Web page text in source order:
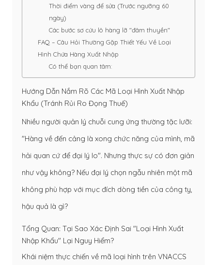
Thời điểm vàng để sửa (Trước ngưỡng 60
ngày)
Các bước sơ cứu lô hàng lỡ "đâm thuyền"
FAQ – Câu Hỏi Thường Gặp Thiết Yếu Về Loại
Hình Chứa Hàng Xuất Nhập
Có thể bạn quan tâm:
Hướng Dẫn Nắm Rõ Các Mã Loại Hình Xuất Nhập
Khẩu (Tránh Rủi Ro Đọng Thuế)
Nhiều người quản lý chuỗi cung ứng thường tặc lưỡi:
"Hàng về đến cảng là xong chức năng của mình, mã
hải quan cứ để đại lý lo". Nhưng thực sự có đơn giản
như vậy không? Nếu đại lý chọn ngẫu nhiên một mã
không phù hợp với mục đích dòng tiền của công ty,
hậu quả là gì?
Tổng Quan: Tại Sao Xác Định Sai "Loại Hình Xuất
Nhập Khẩu" Lại Nguy Hiểm?
Khái niệm thực chiến về mã loại hình trên VNACCS